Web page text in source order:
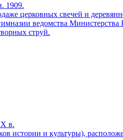
1909.
церковных свечей и
ведомства
струй.
в.
истории и культуры),